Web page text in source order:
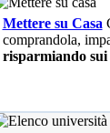
Mettere su Casa
comprandola,
risparmiando sui